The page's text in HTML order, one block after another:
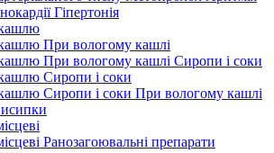
Гіпертонія
При вологому кашлі
При вологому кашлі Сиропи і соки
Сиропи і соки
Сиропи і соки При вологому кашлі
Ранозагоювальні препарати